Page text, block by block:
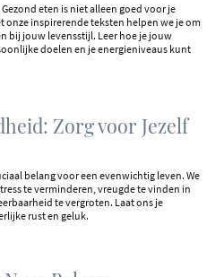
eten is niet alleen goed voor je
onze inspirerende teksten helpen we je om
bij jouw levensstijl. Leer hoe je jouw
doelen en je energieniveaus kunt
Zorg voor Jezelf
belang voor een evenwichtig leven. We
te verminderen, vreugde te vinden in
te vergroten. Laat ons je
rust en geluk.